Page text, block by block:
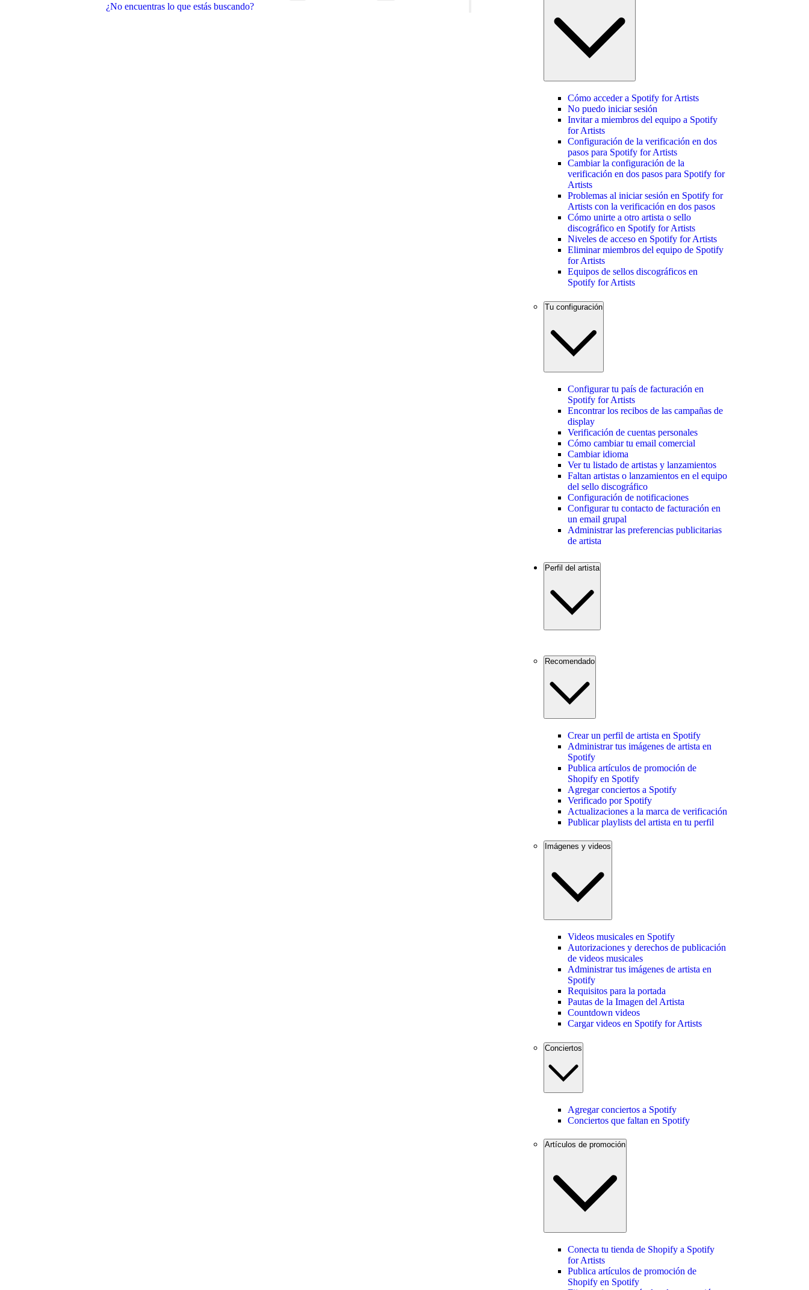
¿No encuentras lo que estás buscando?
Cómo acceder a Spotify for Artists
No puedo iniciar sesión
Invitar a miembros del equipo a Spotify
for Artists
Configuración de la verificación en dos
pasos para Spotify for Artists
Cambiar la configuración de la
verificación en dos pasos para Spotify for
Artists
Problemas al iniciar sesión en Spotify for
Artists con la verificación en dos pasos
Cómo unirte a otro artista o sello
discográfico en Spotify for Artists
Niveles de acceso en Spotify for Artists
Eliminar miembros del equipo de Spotify
for Artists
Equipos de sellos discográficos en
Spotify for Artists
Tu configuración
Configurar tu país de facturación en
Spotify for Artists
Encontrar los recibos de las campañas de
display
Verificación de cuentas personales
Cómo cambiar tu email comercial
Cambiar idioma
Ver tu listado de artistas y lanzamientos
Faltan artistas o lanzamientos en el equipo
del sello discográfico
Configuración de notificaciones
Configurar tu contacto de facturación en
un email grupal
Administrar las preferencias publicitarias
de artista
Perfil del artista
Recomendado
Crear un perfil de artista en Spotify
Administrar tus imágenes de artista en
Spotify
Publica artículos de promoción de
Shopify en Spotify
Agregar conciertos a Spotify
Verificado por Spotify
Actualizaciones a la marca de verificación
Publicar playlists del artista en tu perfil
Imágenes y videos
Videos musicales en Spotify
Autorizaciones y derechos de publicación
de videos musicales
Administrar tus imágenes de artista en
Spotify
Requisitos para la portada
Pautas de la Imagen del Artista
Countdown videos
Cargar videos en Spotify for Artists
Conciertos
Agregar conciertos a Spotify
Conciertos que faltan en Spotify
Artículos de promoción
Conecta tu tienda de Shopify a Spotify
for Artists
Publica artículos de promoción de
Shopify en Spotify